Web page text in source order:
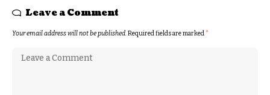
Leave a Comment
Your email address will not be published.Required fields are marked*